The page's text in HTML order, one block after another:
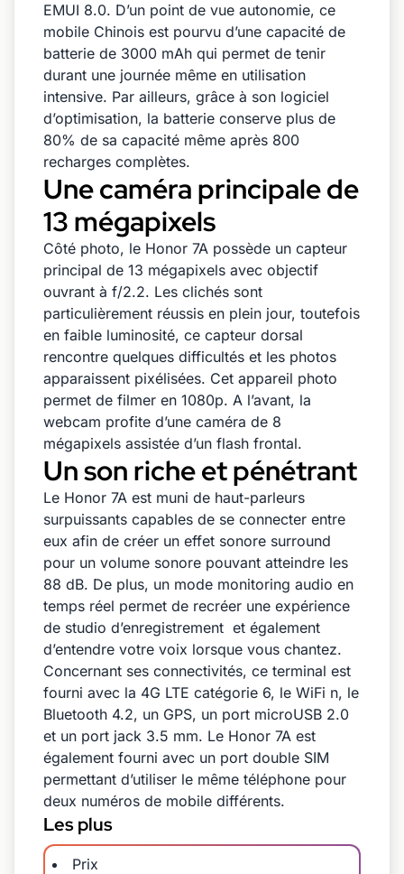
EMUI 8.0. D’un point de vue autonomie, ce
mobile Chinois est pourvu d’une capacité de
batterie de 3000 mAh qui permet de tenir
durant une journée même en utilisation
intensive. Par ailleurs, grâce à son logiciel
d’optimisation, la batterie conserve plus de
80% de sa capacité même après 800
recharges complètes.
Une caméra principale de
13 mégapixels
Côté photo, le Honor 7A possède un capteur
principal de 13 mégapixels avec objectif
ouvrant à f/2.2. Les clichés sont
particulièrement réussis en plein jour, toutefois
en faible luminosité, ce capteur dorsal
rencontre quelques difficultés et les photos
apparaissent pixélisées. Cet appareil photo
permet de filmer en 1080p. A l’avant, la
webcam profite d’une caméra de 8
mégapixels assistée d’un flash frontal.
Un son riche et pénétrant
Le Honor 7A est muni de haut-parleurs
surpuissants capables de se connecter entre
eux afin de créer un effet sonore surround
pour un volume sonore pouvant atteindre les
88 dB. De plus, un mode monitoring audio en
temps réel permet de recréer une expérience
de studio d’enregistrement et également
d’entendre votre voix lorsque vous chantez.
Concernant ses connectivités, ce terminal est
fourni avec la 4G LTE catégorie 6, le WiFi n, le
Bluetooth 4.2, un GPS, un port microUSB 2.0
et un port jack 3.5 mm. Le Honor 7A est
également fourni avec un port double SIM
permettant d’utiliser le même téléphone pour
deux numéros de mobile différents.
Les plus
Prix